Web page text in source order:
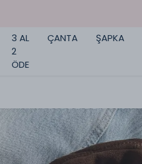
3 AL
2
ÖDE
ÇANTA ŞAPKA